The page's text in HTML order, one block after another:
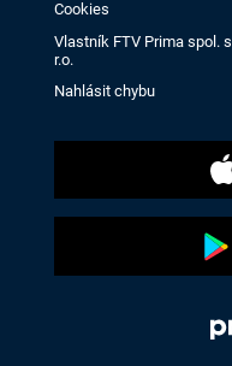
Cookies
Vlastník FTV Prima spol. s
r.o.
Nahlásit chybu